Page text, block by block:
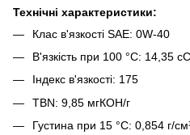
Технічні характеристики:
Клас в'язкості SAE: 0W-40
В'язкість при 100 °C: 14,35
Індекс в'язкості: 175
TBN: 9,85 мгКОН/г
Густина при 15 °C: 0,854 г/